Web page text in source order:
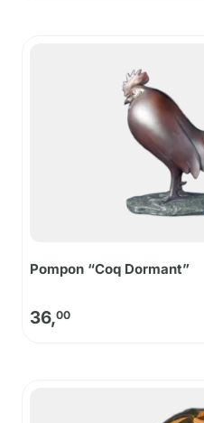
Pompon “Coq Dormant”
36,00